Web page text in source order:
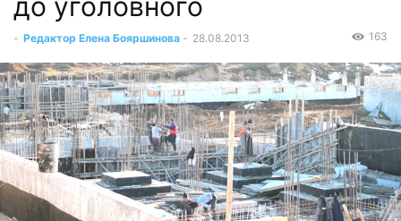
- Редактор Елена Бояршинова - 28.08.2013 163